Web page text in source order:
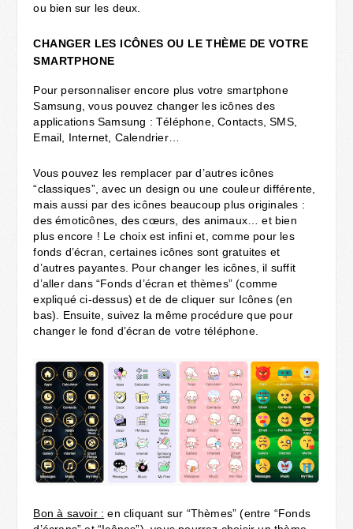
ou bien sur les deux.
CHANGER LES ICÔNES OU LE THÈME DE VOTRE
SMARTPHONE
Pour personnaliser encore plus votre smartphone
Samsung, vous pouvez changer les icônes des
applications Samsung : Téléphone, Contacts, SMS,
Email, Internet, Calendrier…
Vous pouvez les remplacer par d’autres icônes
“classiques”, avec un design ou une couleur différente,
mais aussi par des icônes beaucoup plus originales :
des émoticônes, des cœurs, des animaux… et bien
plus encore ! Le choix est infini et, comme pour les
fonds d’écran, certaines icônes sont gratuites et
d’autres payantes. Pour changer les icônes, il suffit
d’aller dans “Fonds d’écran et thèmes” (comme
expliqué ci-dessus) et de de cliquer sur Icônes (en
bas). Ensuite, suivez la même procédure que pour
changer le fond d’écran de votre téléphone.
Bon à savoir : en cliquant sur “Thèmes” (entre “Fonds